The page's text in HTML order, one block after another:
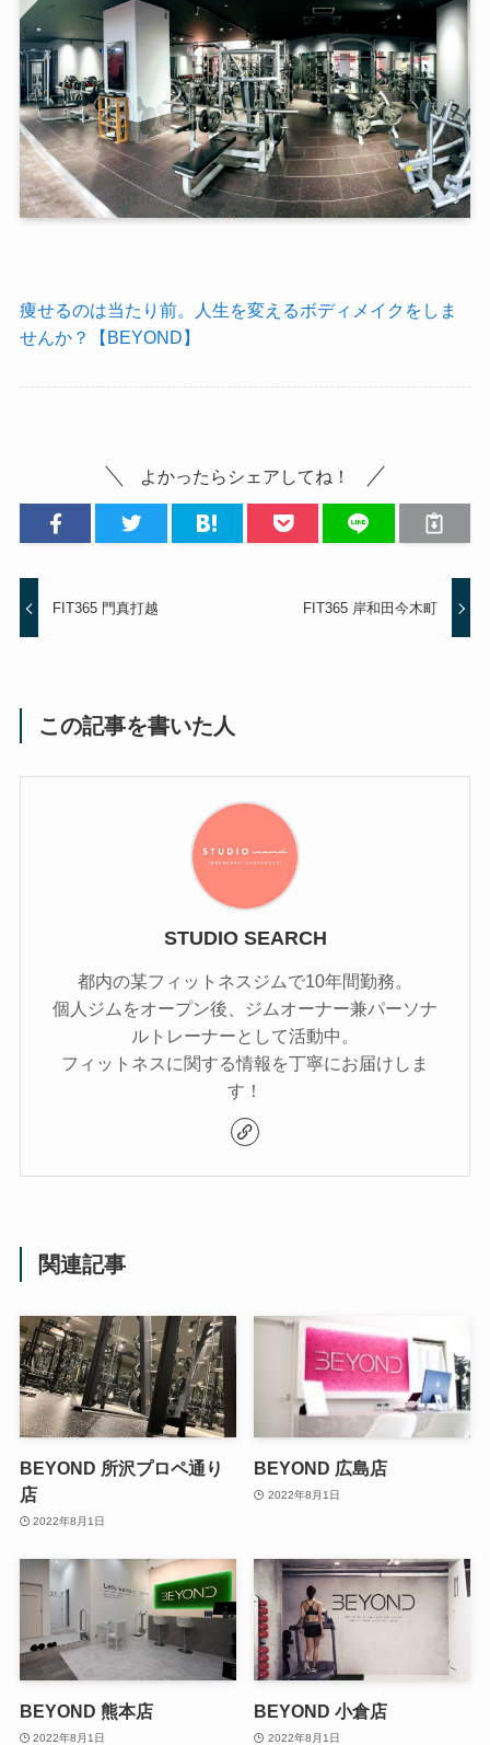
痩せるのは当たり前。人生を変えるボディメイクをしま
せんか？【BEYOND】
よかったらシェアしてね！
FIT365 門真打越 FIT365 岸和田今木町
この記事を書いた人
STUDIO SEARCH
都内の某フィットネスジムで10年間勤務。
個人ジムをオープン後、ジムオーナー兼パーソナ
ルトレーナーとして活動中。
フィットネスに関する情報を丁寧にお届けしま
す！
関連記事
BEYOND 所沢プロペ通り
店
2022年8月1日
BEYOND 広島店
2022年8月1日
BEYOND 熊本店
2022年8月1日
BEYOND 小倉店
2022年8月1日